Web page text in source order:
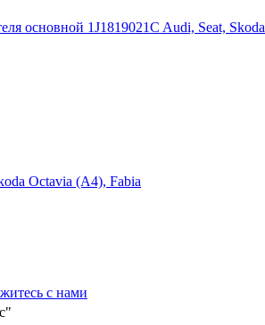
основной 1J1819021C Audi, Seat, Skoda
с нами